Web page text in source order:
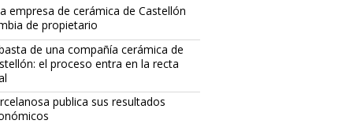
empresa de cerámica de Castellón
de propietario
de una compañía cerámica de
el proceso entra en la recta
publica sus resultados